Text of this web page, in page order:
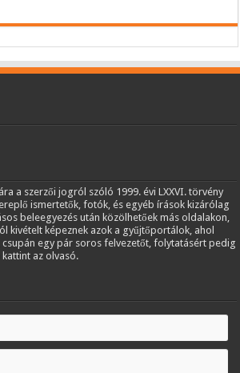
a szerzői jogról szóló 1999. évi LXXVI. törvény
ismertetők, fotók, és egyéb írások kizárólag
beleegyezés után közölhetőek más oldalakon,
kivételt képeznek azok a gyűjtőportálok, ahol
csupán egy pár soros felvezetőt, folytatásért pedig
az olvasó.